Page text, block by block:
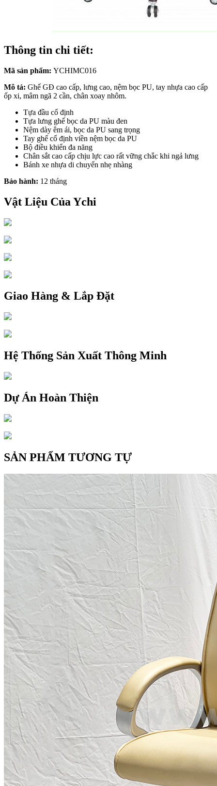
Thông tin chi tiết:
Mã sản phẩm: YCHIMC016
Mô tả: Ghế GĐ cao cấp, lưng cao, nệm bọc PU, tay nhựa cao cấp
ốp xi, mâm ngã 2 cần, chân xoay nhôm.
Tựa đầu cố định
Tựa lưng ghế bọc da PU màu đen
Nệm dày êm ái, bọc da PU sang trọng
Tay ghế cố định viền nệm bọc da PU
Bộ điều khiển đa năng
Chân sắt cao cấp chịu lực cao rất vững chắc khi ngả lưng
Bánh xe nhựa di chuyển nhẹ nhàng
Bảo hành: 12 tháng
Vật Liệu Của Ychi
Giao Hàng & Lắp Đặt
Hệ Thống Sản Xuất Thông Minh
Dự Án Hoàn Thiện
SẢN PHẨM TƯƠNG TỰ